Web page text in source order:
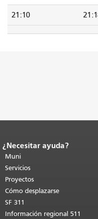
21:10
Fin del contenido de la página.
de esta página se repite en
páginas.Volver al principio del
contenido principal
¿Necesitar ayuda?
Muni
Servicios
Proyectos
Cómo desplazarse
SF 311
Información regional 511